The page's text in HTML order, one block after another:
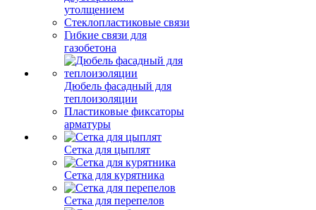
утолщением
Стеклопластиковые связи
Гибкие связи для
газобетона
Дюбель фасадный для
теплоизоляции
Пластиковые фиксаторы
арматуры
Сетка для цыплят
Сетка для курятника
Сетка для перепелов